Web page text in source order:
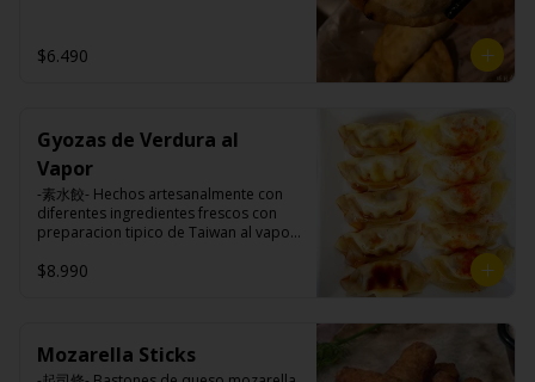
sabores (naranja, canela, anís,
pimienta y comino).
$6.490
Gyozas de Verdura al
Vapor
-素水餃- Hechos artesanalmente con
diferentes ingredientes frescos con
preparacion tipico de Taiwan al vapor
salsa de ajo hecho de casa. (APTO
Ingredientes:
$8.990
Mozarella Sticks